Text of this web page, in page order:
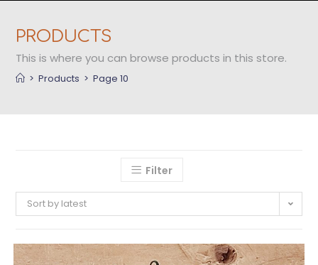
PRODUCTS
This is where you can browse products in this store.
> Products > Page 10
Filter
Sort by latest